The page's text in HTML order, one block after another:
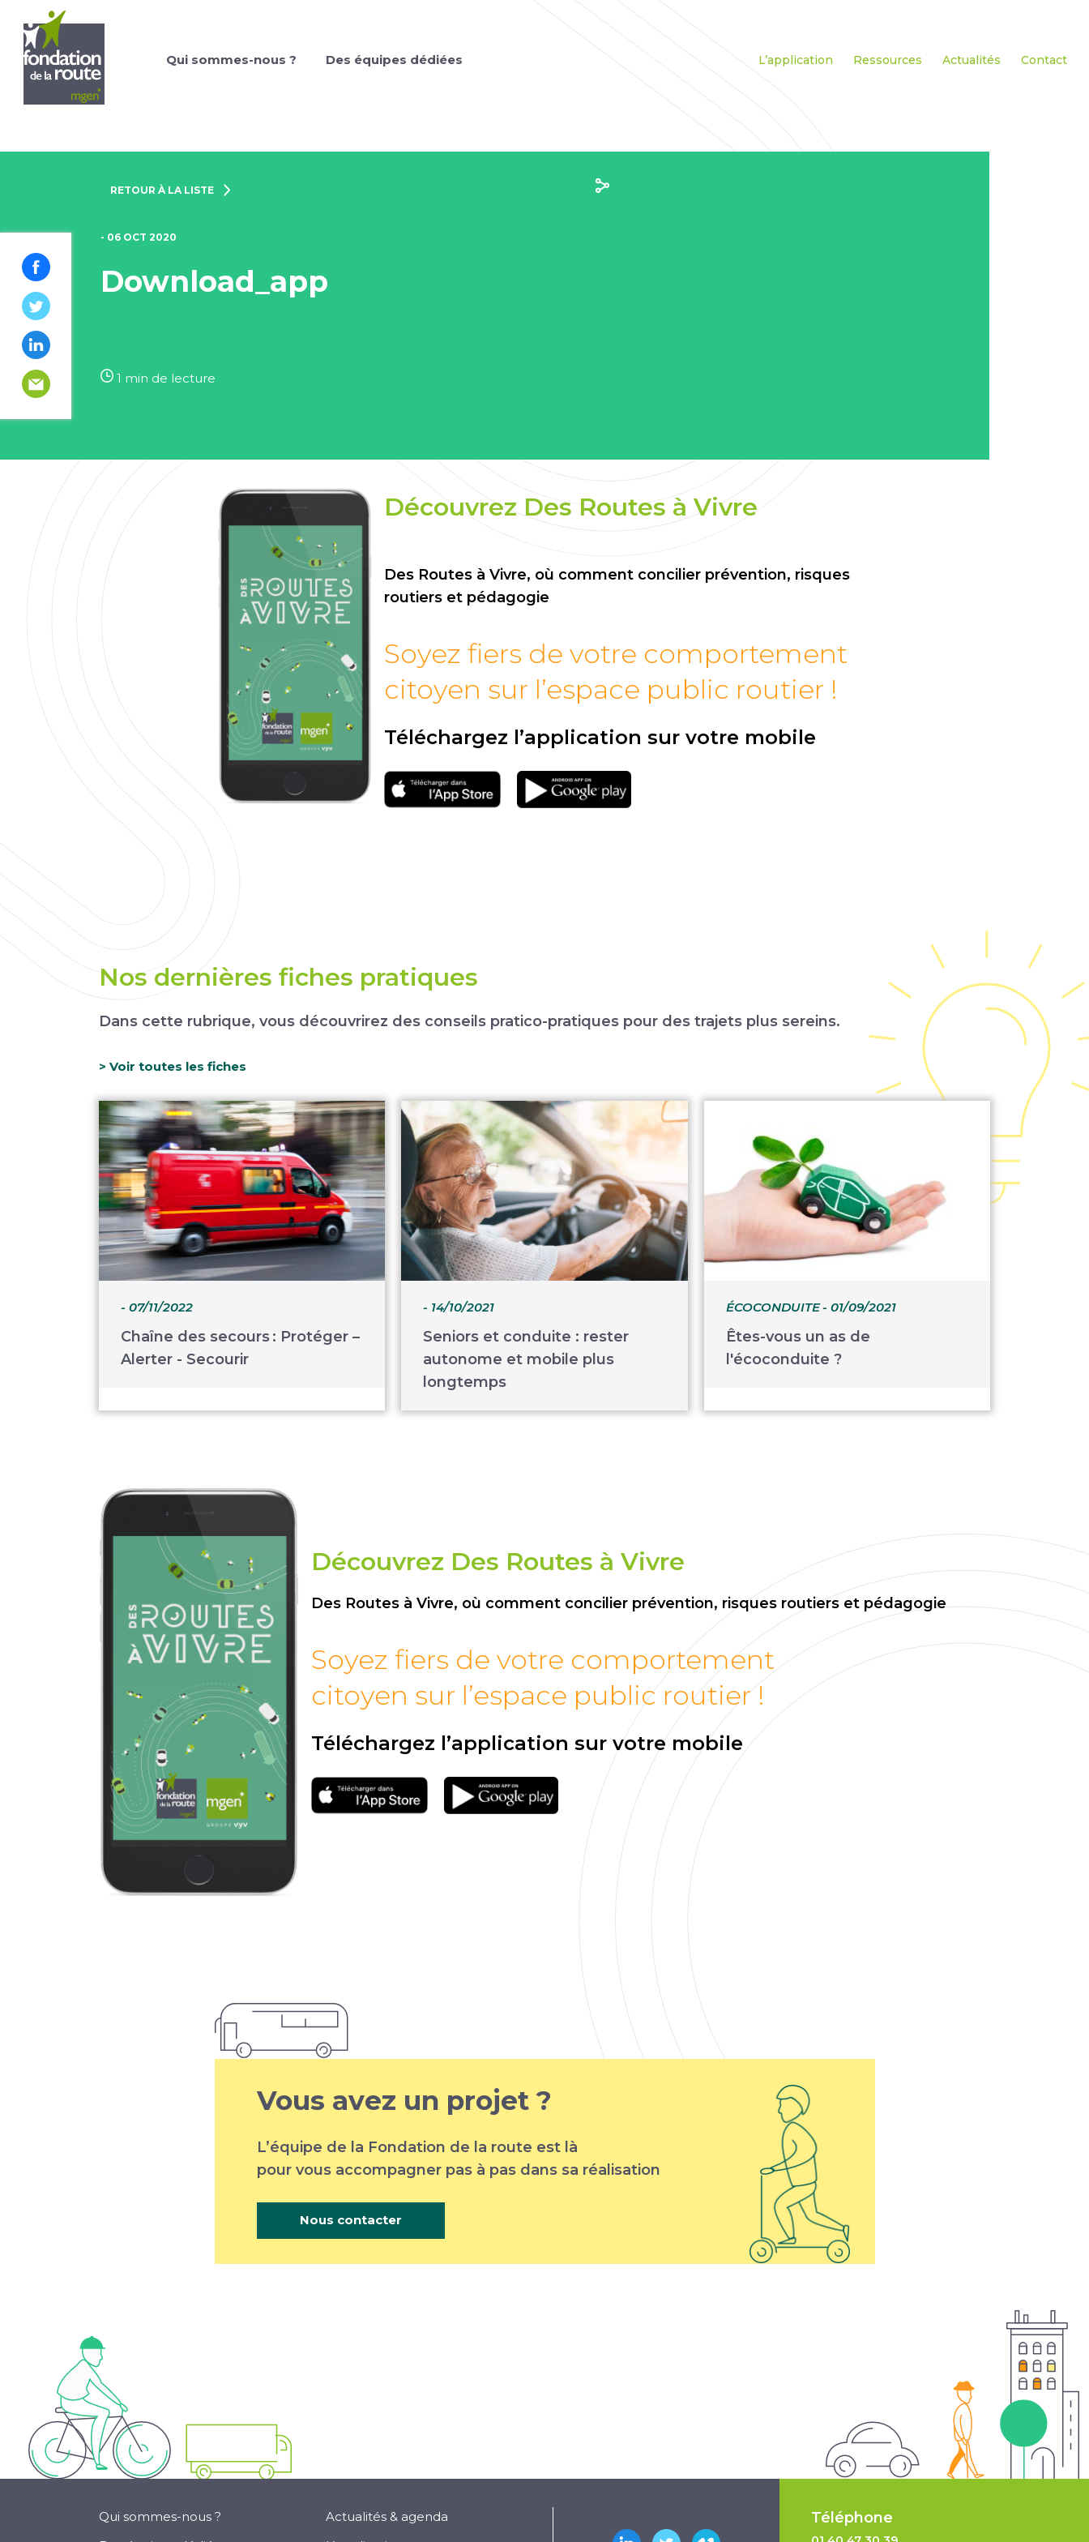
Qui sommes-nous ? Des équipes dédiées L’application Ressources Actualités Contact
RETOUR À LA LISTE
- 06 OCT 2020
Download_app
1 min de lecture
Découvrez Des Routes à Vivre
Des Routes à Vivre, où comment concilier prévention, risques
routiers et pédagogie
Soyez fiers de votre comportement
citoyen sur l’espace public routier !
Téléchargez l’application sur votre mobile
Téléchargement
sur l'app store
Téléchargement
sur google play
Nos dernières fiches pratiques
Dans cette rubrique, vous découvrirez des conseils pratico-pratiques pour des trajets plus sereins.
> Voir toutes les fiches
- 07/11/2022
Chaîne des secours : Protéger –
Alerter - Secourir
- 14/10/2021
Seniors et conduite : rester
autonome et mobile plus
longtemps
ÉCOCONDUITE- 01/09/2021
Êtes-vous un as de
l'écoconduite ?
Découvrez Des Routes à Vivre
Des Routes à Vivre, où comment concilier prévention, risques routiers et pédagogie
Soyez fiers de votre comportement
citoyen sur l’espace public routier !
Téléchargez l’application sur votre mobile
Téléchargement
sur l'app store
Téléchargement
sur google play
Vous avez un projet ?
L’équipe de la Fondation de la route est là
pour vous accompagner pas à pas dans sa réalisation
Nous contacter
Qui sommes-nous ?
Actualités & agenda
Téléphone